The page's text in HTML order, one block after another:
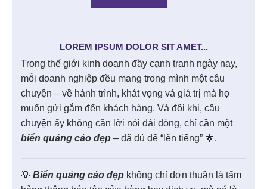
LOREM IPSUM DOLOR SIT AMET...
Trong thế giới kinh doanh đầy cạnh tranh ngày nay,
mỗi doanh nghiệp đều mang trong mình một câu
chuyện – về hành trình, khát vọng và giá trị mà họ
muốn gửi gắm đến khách hàng. Và đôi khi, câu
chuyện ấy không cần lời nói dài dòng, chỉ cần một
biển quảng cáo đẹp – đã đủ để “lên tiếng” 🌟.
💡 Biển quảng cáo đẹp không chỉ đơn thuần là tấm